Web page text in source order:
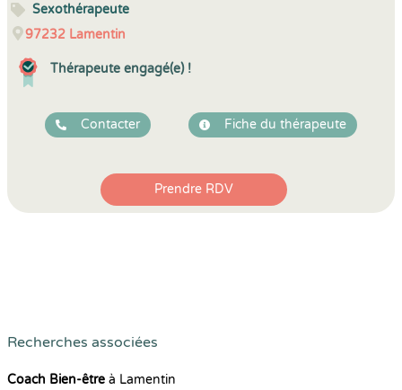
Sexothérapeute
97232 Lamentin
Thérapeute engagé(e) !
Contacter Fiche du thérapeute
Prendre RDV
Recherches associées
Coach Bien-être à Lamentin